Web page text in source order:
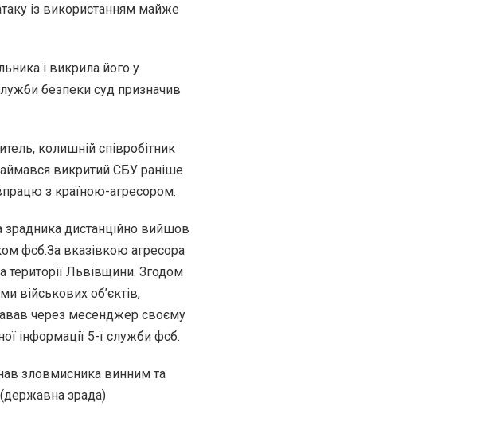
із використанням майже
і викрила його у
безпеки суд призначив
колишній співробітник
викритий СБУ раніше
з країною-агресором.
зрадника дистанційно вийшов
фсб.За вказівкою агресора
території Львівщини. Згодом
військових об’єктів,
через месенджер своєму
інформації 5-ї служби фсб.
зловмисника винним та
(державна зрада)